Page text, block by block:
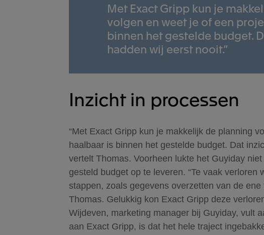
Met Exact Gripp kun je
volgen en weet je of een
binnen het gestelde budget.
hadden wij eerst nooit.”
Inzicht in processen
“Met Exact Gripp kun je makkelijk de planning
haalbaar is binnen het gestelde budget. Dat
vertelt Thomas. Voorheen lukte het Guyiday
gesteld budget op te leveren. “Te vaak verloren
stappen, zoals gegevens overzetten van de ene
Thomas. Gelukkig kon Exact Gripp deze
Wijdeven, marketing manager bij Guyiday, vult
aan Exact Gripp, is dat het hele traject